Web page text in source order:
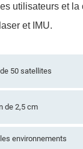
utilisateurs et
et IMU.
50 satellites
de 2,5 cm
environnements